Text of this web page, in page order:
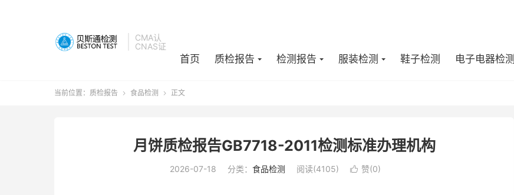
CMA认
CNAS证
首页 质检报告 检测报告 服装检测 鞋子检测 电子电器检测
当前位置： 质检报告  食品检测  正文
月饼质检报告GB7718-2011检测标准办理机构
2026-07-18 分类： 食品检测 阅读(4105)  赞(0)